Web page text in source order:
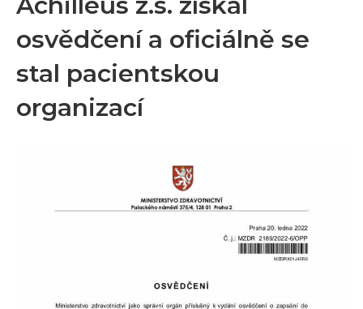
osvědčení a oficiálně se
stal pacientskou
organizací